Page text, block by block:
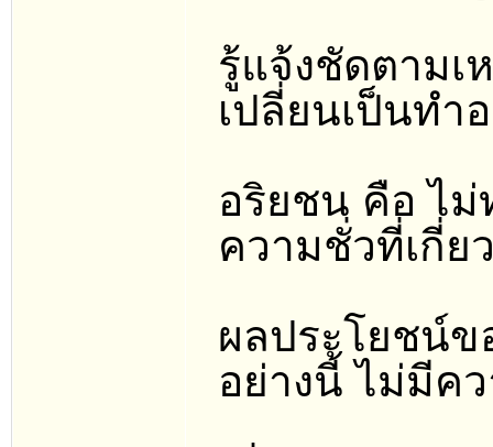
รู้แจ้งชัดตามเ
เปลี่ยนเป็นทำ
อริยชน คือ ไ
ความชั่วที่เกี่
ผลประโยชน์
อย่างนี้ ไม่มีค